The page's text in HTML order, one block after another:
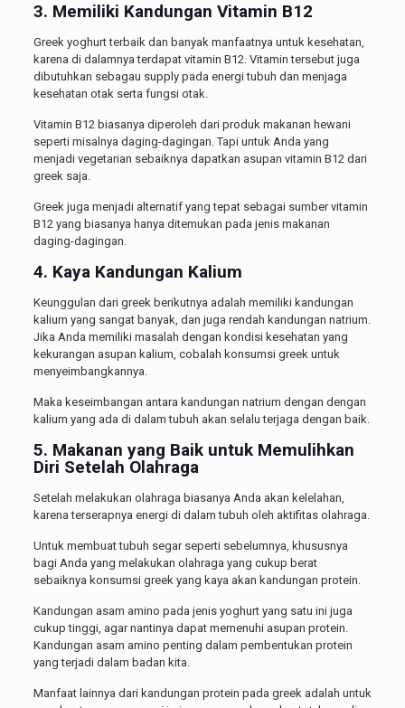
3. Memiliki Kandungan Vitamin B12
Greek yoghurt terbaik dan banyak manfaatnya untuk kesehatan,
karena di dalamnya terdapat vitamin B12. Vitamin tersebut juga
dibutuhkan sebagau supply pada energi tubuh dan menjaga
kesehatan otak serta fungsi otak.
Vitamin B12 biasanya diperoleh dari produk makanan hewani
seperti misalnya daging-dagingan. Tapi untuk Anda yang
menjadi vegetarian sebaiknya dapatkan asupan vitamin B12 dari
greek saja.
Greek juga menjadi alternatif yang tepat sebagai sumber vitamin
B12 yang biasanya hanya ditemukan pada jenis makanan
daging-dagingan.
4. Kaya Kandungan Kalium
Keunggulan dari greek berikutnya adalah memiliki kandungan
kalium yang sangat banyak, dan juga rendah kandungan natrium.
Jika Anda memiliki masalah dengan kondisi kesehatan yang
kekurangan asupan kalium, cobalah konsumsi greek untuk
menyeimbangkannya.
Maka keseimbangan antara kandungan natrium dengan dengan
kalium yang ada di dalam tubuh akan selalu terjaga dengan baik.
5. Makanan yang Baik untuk Memulihkan
Diri Setelah Olahraga
Setelah melakukan olahraga biasanya Anda akan kelelahan,
karena terserapnya energi di dalam tubuh oleh aktifitas olahraga.
Untuk membuat tubuh segar seperti sebelumnya, khususnya
bagi Anda yang melakukan olahraga yang cukup berat
sebaiknya konsumsi greek yang kaya akan kandungan protein.
Kandungan asam amino pada jenis yoghurt yang satu ini juga
cukup tinggi, agar nantinya dapat memenuhi asupan protein.
Kandungan asam amino penting dalam pembentukan protein
yang terjadi dalam badan kita.
Manfaat lainnya dari kandungan protein pada greek adalah untuk